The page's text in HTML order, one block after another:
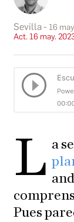
Sevilla
16
Act. 16 may.
L a
Pues